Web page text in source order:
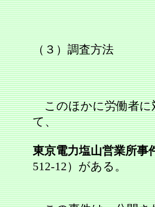
（３）調査方法
このほかに労働者に
て、
東京電力塩山営業所事
512‐12）がある。